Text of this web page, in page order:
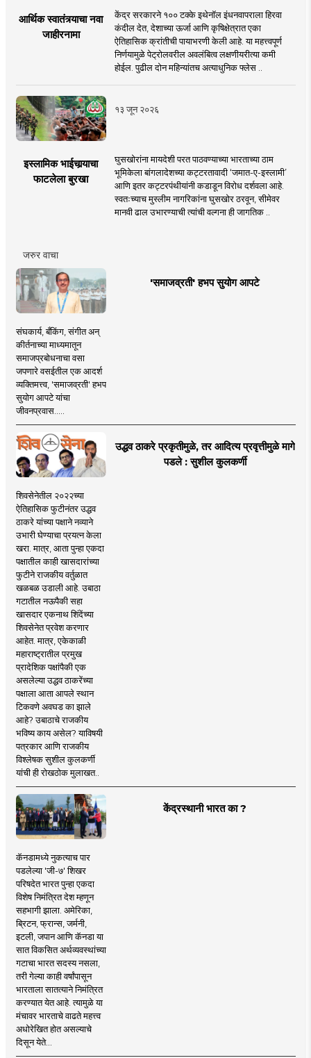
आर्थिक स्वातंत्र्याचा नवा
जाहीरनामा
केंद्र सरकारने १०० टक्के इथेनॉल इंधनवापराला हिरवा
कंदील देत, देशाच्या ऊर्जा आणि कृषिक्षेत्रात एका
ऐतिहासिक क्रांतीची पायाभरणी केली आहे. या महत्त्वपूर्ण
निर्णयामुळे पेट्रोलवरील अवलंबित्व लक्षणीयरीत्या कमी
होईल. पुढील दोन महिन्यांतच अत्याधुनिक फ्लेस ..
१३ जून २०२६
इस्लामिक भाईचार्‍याचा
फाटलेला बुरखा
घुसखोरांना मायदेशी परत पाठवण्याच्या भारताच्या ठाम
भूमिकेला बांगलादेशच्या कट्टरतावादी ‘जमात-ए-इस्लामी’
आणि इतर कट्टरपंथीयांनी कडाडून विरोध दर्शवला आहे.
स्वतःच्याच मुस्लीम नागरिकांना घुसखोर ठरवून, सीमेवर
मानवी ढाल उभारण्याची त्यांची वल्गना ही जागतिक ..
जरुर वाचा
'समाजव्रती' हभप सुयोग आपटे
संघकार्य, बँकिंग, संगीत अन्
कीर्तनाच्या माध्यमातून
समाजप्रबोधनाचा वसा
जपणारे वसईतील एक आदर्श
व्यक्तिमत्त्व, 'समाजव्रती' हभप
सुयोग आपटे यांचा
जीवनप्रवास.....
उद्धव ठाकरे प्रकृतीमुळे, तर आदित्य प्रवृत्तीमुळे मागे
पडले : सुशील कुलकर्णी
शिवसेनेतील २०२२च्या
ऐतिहासिक फुटीनंतर उद्धव
ठाकरे यांच्या पक्षाने नव्याने
उभारी घेण्याचा प्रयत्न केला
खरा. मात्र, आता पुन्हा एकदा
पक्षातील काही खासदारांच्या
फुटीने राजकीय वर्तुळात
खळबळ उडाली आहे. उबाठा
गटातील नऊपैकी सहा
खासदार एकनाथ शिंदेंच्या
शिवसेनेत प्रवेश करणार
आहेत. मात्र, एकेकाळी
महाराष्ट्रातील प्रमुख
प्रादेशिक पक्षांपैकी एक
असलेल्या उद्धव ठाकरेंच्या
पक्षाला आता आपले स्थान
टिकवणे अवघड का झाले
आहे? उबाठाचे राजकीय
भविष्य काय असेल? याविषयी
पत्रकार आणि राजकीय
विश्लेषक सुशील कुलकर्णी
यांची ही रोखठोक मुलाखत..
केंद्रस्थानी भारत का ?
कॅनडामध्ये नुकत्याच पार
पडलेल्या 'जी-७' शिखर
परिषदेत भारत पुन्हा एकदा
विशेष निमंत्रित देश म्हणून
सहभागी झाला. अमेरिका,
ब्रिटन, फ्रान्स, जर्मनी,
इटली, जपान आणि कॅनडा या
सात विकसित अर्थव्यवस्थांच्या
गटाचा भारत सदस्य नसला,
तरी गेल्या काही वर्षांपासून
भारताला सातत्याने निमंत्रित
करण्यात येत आहे. त्यामुळे या
मंचावर भारताचे वाढते महत्त्व
अधोरेखित होत असल्याचे
दिसून येते...